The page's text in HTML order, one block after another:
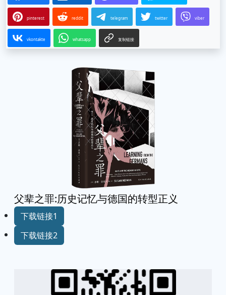
pinterest reddit telegram twitter viber
vkontakte whatsapp 复制链接
父辈之罪:历史记忆与德国的转型正义
下载链接1
下载链接2